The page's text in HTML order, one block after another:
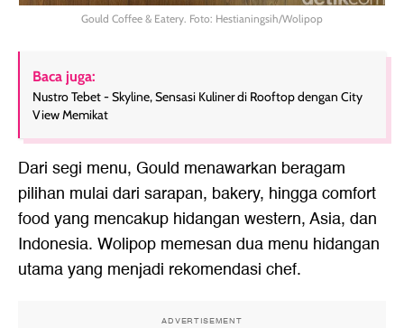
Gould Coffee & Eatery. Foto: Hestianingsih/Wolipop
Baca juga:
Nustro Tebet - Skyline, Sensasi Kuliner di Rooftop dengan City
View Memikat
Dari segi menu, Gould menawarkan beragam
pilihan mulai dari sarapan, bakery, hingga comfort
food yang mencakup hidangan western, Asia, dan
Indonesia. Wolipop memesan dua menu hidangan
utama yang menjadi rekomendasi chef.
ADVERTISEMENT